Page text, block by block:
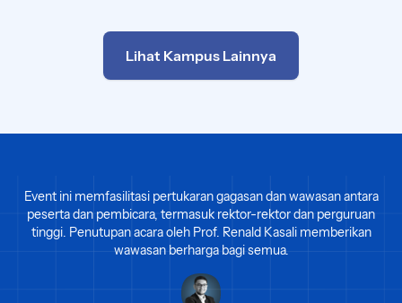
Lihat Kampus Lainnya
Event ini memfasilitasi pertukaran gagasan dan wawasan antara
peserta dan pembicara, termasuk rektor-rektor dan perguruan
tinggi. Penutupan acara oleh Prof. Renald Kasali memberikan
wawasan berharga bagi semua.